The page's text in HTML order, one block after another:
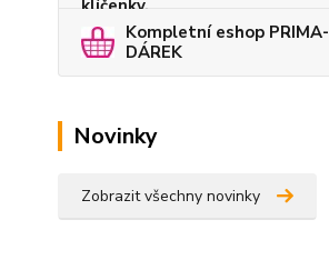
Kompletní eshop PRIMA-
DÁREK
Novinky
Zobrazit všechny novinky